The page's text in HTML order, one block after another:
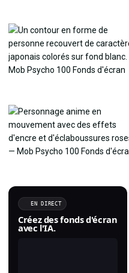
EN DIRECT
Créez des fonds d'écran
avec l'IA.